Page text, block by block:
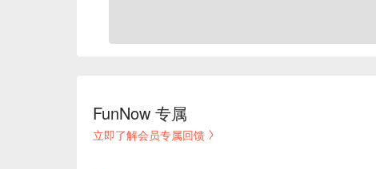
FunNow 专属
立即了解会员专属回馈